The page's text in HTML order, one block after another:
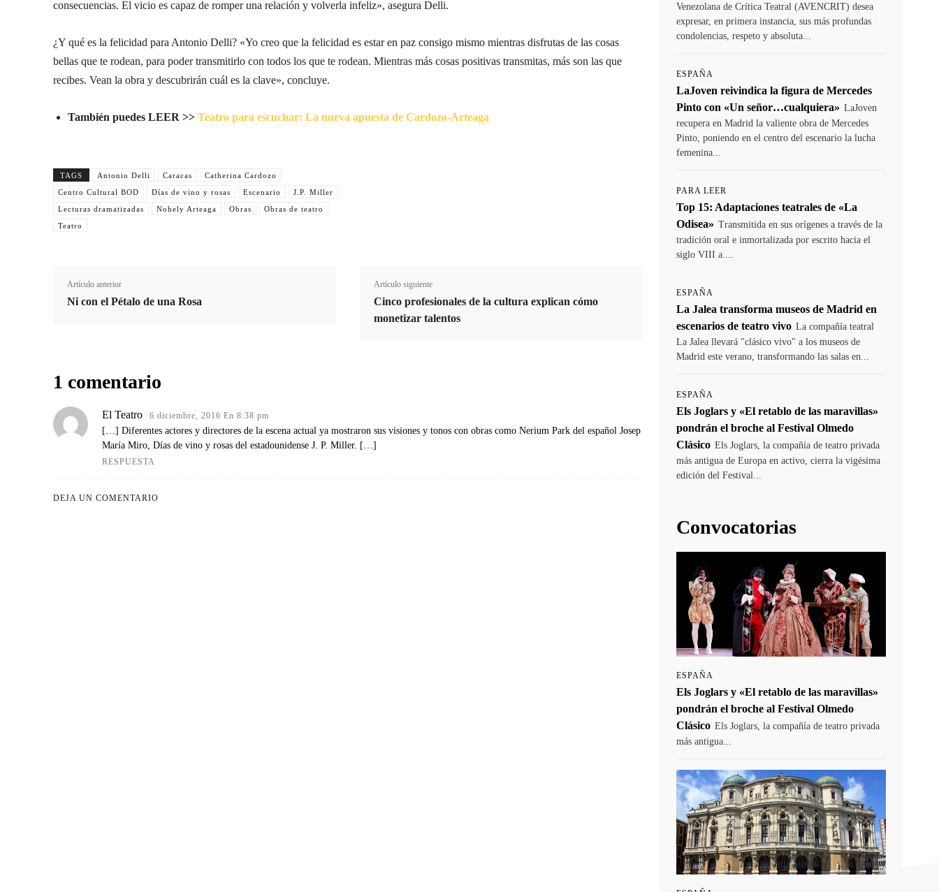
consecuencias. El vicio es capaz de romper una relación y volverla infeliz», asegura Delli.
¿Y qué es la felicidad para Antonio Delli? «Yo creo que la felicidad es estar en paz consigo mismo mientras disfrutas de las cosas
bellas que te rodean, para poder transmitirlo con todos los que te rodean. Mientras más cosas positivas transmitas, más son las que
recibes. Vean la obra y descubrirán cuál es la clave», concluye.
También puedes LEER >> Teatro para escuchar: La nueva apuesta de Cardozo-Arteaga
TAGS Antonio Delli Caracas
Catherina Cardozo
Centro Cultural BOD
Días de vino y rosas Escenario
J.P. Miller
Lecturas dramatizadas
Nohely Arteaga Obras
Obras de teatro
Teatro
Artículo anterior
Ni con el Pétalo de una Rosa
Artículo siguiente
Cinco profesionales de la cultura explican cómo
monetizar talentos
1 comentario
El Teatro 6 diciembre, 2016 En 8:38 pm
[…] Diferentes actores y directores de la escena actual ya mostraron sus visiones y tonos con obras como Nerium Park del español Josep
María Miro, Días de vino y rosas del estadounidense J. P. Miller. […]
RESPUESTA
DEJA UN COMENTARIO
Venezolana de Crítica Teatral (AVENCRIT) desea
expresar, en primera instancia, sus más profundas
condolencias, respeto y absoluta...
ESPAÑA
LaJoven reivindica la figura de Mercedes
Pinto con «Un señor…cualquiera» LaJoven
recupera en Madrid la valiente obra de Mercedes
Pinto, poniendo en el centro del escenario la lucha
femenina...
PARA LEER
Top 15: Adaptaciones teatrales de «La
Odisea» Transmitida en sus orígenes a través de la
tradición oral e inmortalizada por escrito hacia el
siglo VIII a....
ESPAÑA
La Jalea transforma museos de Madrid en
escenarios de teatro vivo La compañía teatral
La Jalea llevará "clásico vivo" a los museos de
Madrid este verano, transformando las salas en...
ESPAÑA
Els Joglars y «El retablo de las maravillas»
pondrán el broche al Festival Olmedo
Clásico Els Joglars, la compañía de teatro privada
más antigua de Europa en activo, cierra la vigésima
edición del Festival...
Convocatorias
ESPAÑA
Els Joglars y «El retablo de las maravillas»
pondrán el broche al Festival Olmedo
Clásico Els Joglars, la compañía de teatro privada
más antigua...